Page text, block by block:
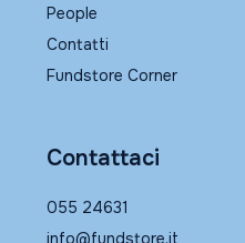
People
Contatti
Fundstore Corner
Contattaci
055 24631
info@fundstore.it